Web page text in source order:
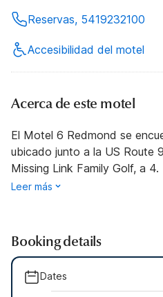
Reservas, 5419232100
Accesibilidad del motel
Acerca de este motel
El Motel 6 Redmond se
ubicado junto a la US Route
Missing Link Family Golf, a 4.
Leer más
Booking details
Dates